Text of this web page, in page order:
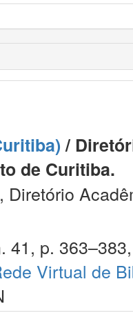
/
de Curitiba.
41, p.
Virtual de